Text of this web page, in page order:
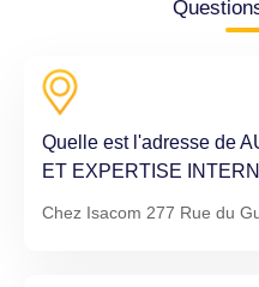
Quelle est l'adresse de
ET EXPERTISE
Chez Isacom 277 Rue du